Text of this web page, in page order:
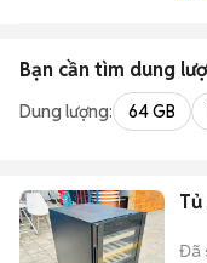
Bạn cần tìm dung
Dung lượng: 64 GB
Đã